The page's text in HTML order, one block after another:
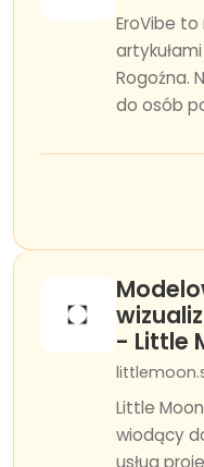
EroVibe
Rogoźna.
do osób
- Little
Little
wiodący
usług